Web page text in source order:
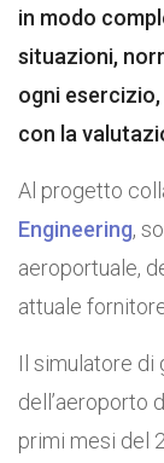
in modo
situazioni,
ogni
con la
Al progetto
Engineering,
aeroportuale,
attuale
Il simulatore di
dell’aeroporto
primi mesi del